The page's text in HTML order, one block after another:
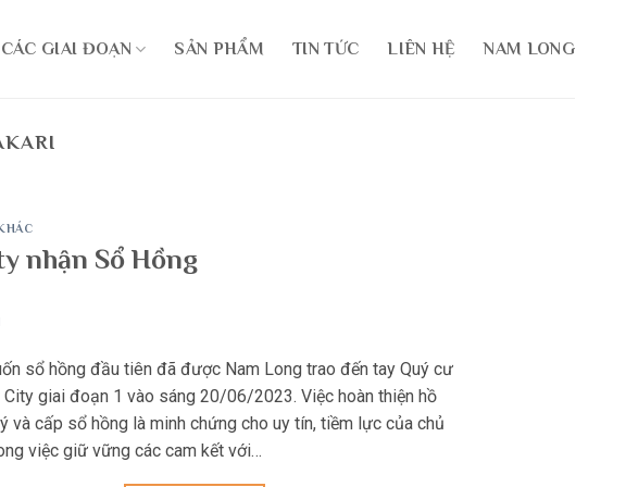
CÁC GIAI ĐOẠN SẢN PHẨM TIN TỨC LIÊN HỆ NAM LONG
nhận Sổ Hồng
sổ hồng đầu tiên đã được Nam Long trao đến tay Quý cư
City giai đoạn 1 vào sáng 20/06/2023. Việc hoàn thiện hồ
và cấp sổ hồng là minh chứng cho uy tín, tiềm lực của chủ
việc giữ vững các cam kết với…